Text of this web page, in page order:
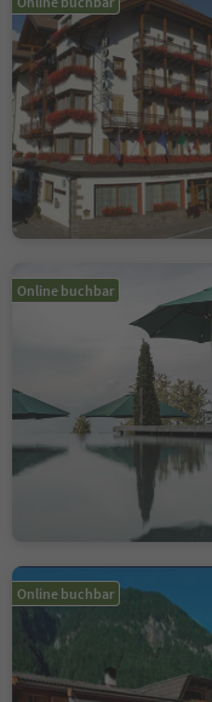
Online buchbar
Online buchbar